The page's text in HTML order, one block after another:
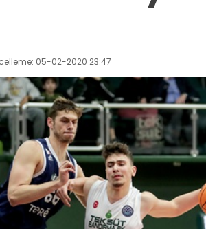
05-02-2020 23:47